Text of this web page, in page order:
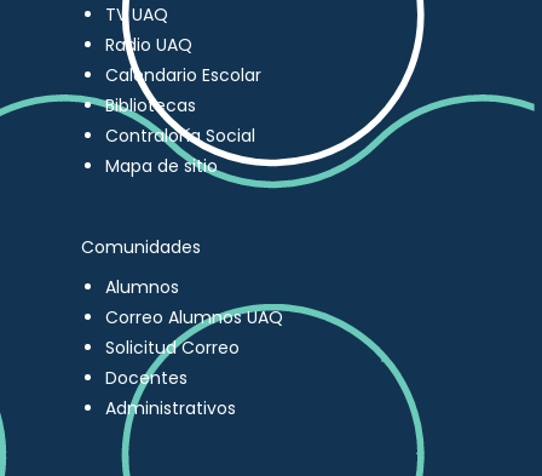
TV UAQ
Radio UAQ
Calendario Escolar
Bibliotecas
Contraloría Social
Mapa de sitio
Comunidades
Alumnos
Correo Alumnos UAQ
Solicitud Correo
Docentes
Administrativos